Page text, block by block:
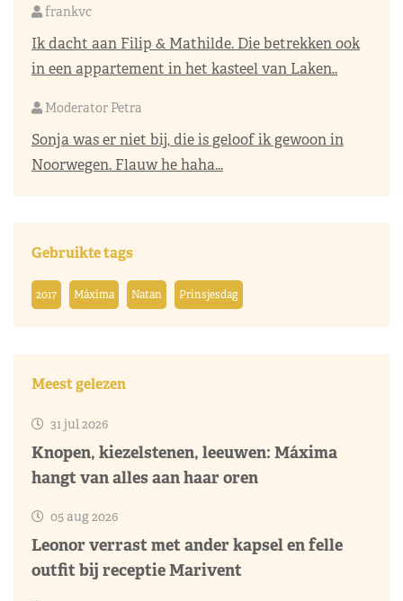
frankvc
Ik dacht aan Filip & Mathilde. Die betrekken ook
in een appartement in het kasteel van Laken..
Moderator Petra
Sonja was er niet bij, die is geloof ik gewoon in
Noorwegen. Flauw he haha...
Gebruikte tags
2017 Máxima Natan Prinsjesdag
Meest gelezen
31 jul 2026
Knopen, kiezelstenen, leeuwen: Máxima
hangt van alles aan haar oren
05 aug 2026
Leonor verrast met ander kapsel en felle
outfit bij receptie Marivent